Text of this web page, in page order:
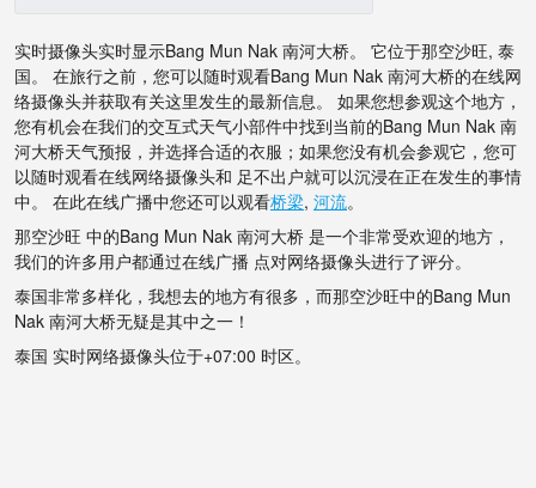
实时摄像头实时显示Bang Mun Nak 南河大桥。 它位于那空沙旺, 泰
国。 在旅行之前，您可以随时观看Bang Mun Nak 南河大桥的在线网
络摄像头并获取有关这里发生的最新信息。 如果您想参观这个地方，
您有机会在我们的交互式天气小部件中找到当前的Bang Mun Nak 南
河大桥天气预报，并选择合适的衣服；如果您没有机会参观它，您可
以随时观看在线网络摄像头和 足不出户就可以沉浸在正在发生的事情
中。 在此在线广播中您还可以观看桥梁, 河流。
那空沙旺 中的Bang Mun Nak 南河大桥 是一个非常受欢迎的地方，
我们的许多用户都通过在线广播 点对网络摄像头进行了评分。
泰国非常多样化，我想去的地方有很多，而那空沙旺中的Bang Mun
Nak 南河大桥无疑是其中之一！
泰国 实时网络摄像头位于+07:00 时区。